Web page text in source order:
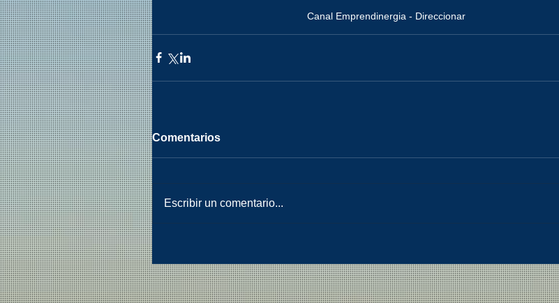
Canal Emprendinergia - Direccionar
Comentarios
Escribir un comentario...